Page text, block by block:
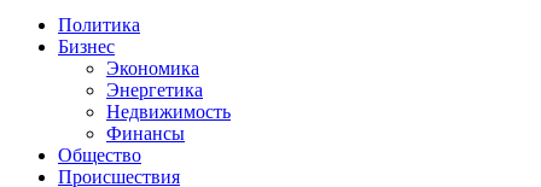
Политика
Бизнес
Экономика
Энергетика
Недвижимость
Финансы
Общество
Происшествия